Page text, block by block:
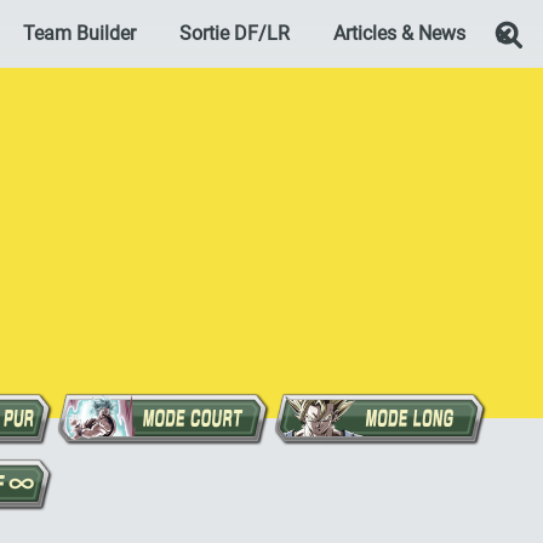
Team Builder Sortie DF/LR Articles & News